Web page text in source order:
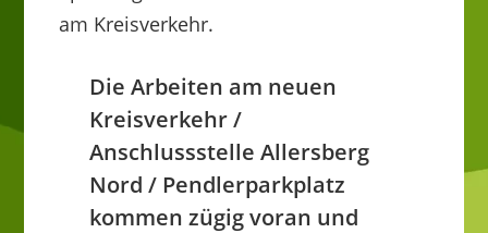
am Kreisverkehr.
Die Arbeiten am neuen
Kreisverkehr /
Anschlussstelle Allersberg
Nord / Pendlerparkplatz
kommen zügig voran und